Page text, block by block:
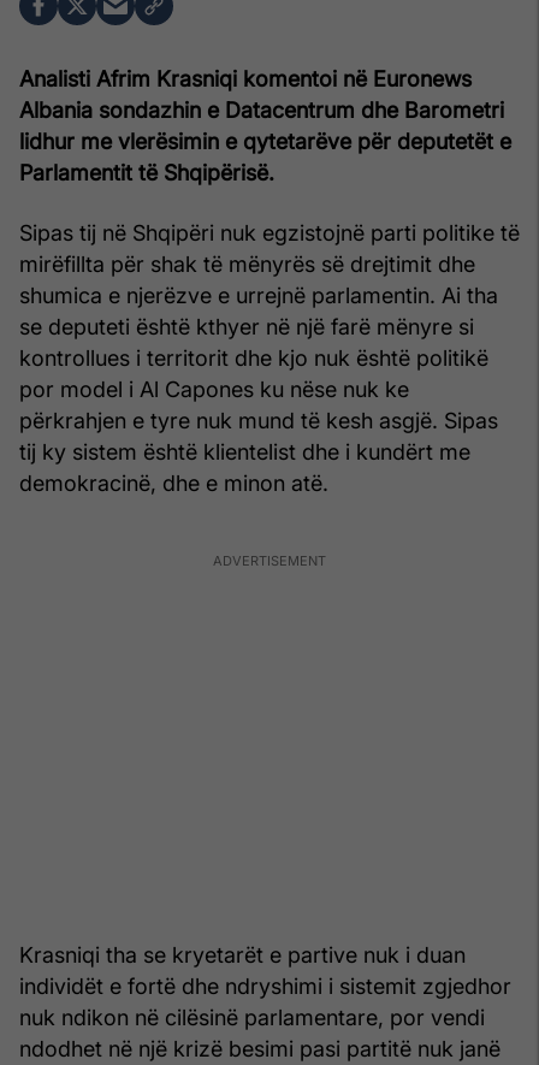
Analisti Afrim Krasniqi komentoi në Euronews
Albania sondazhin e Datacentrum dhe Barometri
lidhur me vlerësimin e qytetarëve për deputetët e
Parlamentit të Shqipërisë.
Sipas tij në Shqipëri nuk egzistojnë parti politike të
mirëfillta për shak të mënyrës së drejtimit dhe
shumica e njerëzve e urrejnë parlamentin. Ai tha
se deputeti është kthyer në një farë mënyre si
kontrollues i territorit dhe kjo nuk është politikë
por model i Al Capones ku nëse nuk ke
përkrahjen e tyre nuk mund të kesh asgjë. Sipas
tij ky sistem është klientelist dhe i kundërt me
demokracinë, dhe e minon atë.
Krasniqi tha se kryetarët e partive nuk i duan
individët e fortë dhe ndryshimi i sistemit zgjedhor
nuk ndikon në cilësinë parlamentare, por vendi
ndodhet në një krizë besimi pasi partitë nuk janë